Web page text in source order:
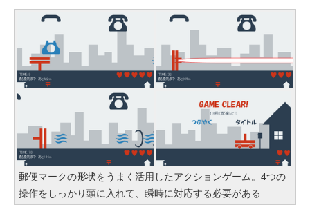
【Amazon.co.jp限定】ASUS ノー
トパソコン Vivobook 15 M1502N
AQ 15.6インチ AMD Ryzen 7 170
メモリ16GB SSD 512GB Microso
ft 365 Personal (24か月版) 搭載 W
indows 11 重量1.7kg Wi-Fi 6E ク
ワイエットブルー M1502NAQ-R71
65BUWS
￥109,800
サイズ 16GB内蔵 SD対応 ミストレ
グレー
￥12,900
郵便マークの形状をうまく活用したアクションゲーム。4つの
操作をしっかり頭に入れて、瞬時に対応する必要がある